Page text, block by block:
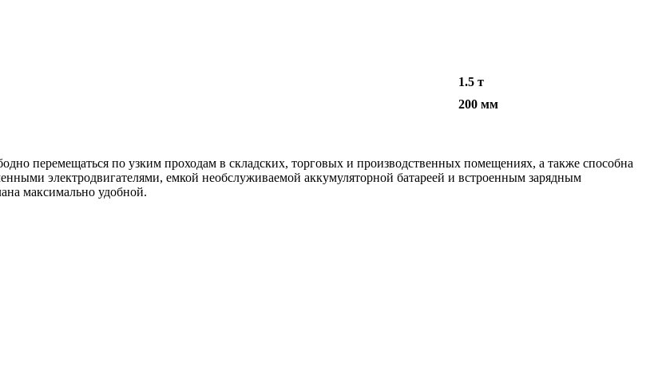
1.5 т
200 мм
перемещаться по узким проходам в складских, торговых и производственных помещениях, а также способна
электродвигателями, емкой необслуживаемой аккумуляторной батареей и встроенным зарядным
максимально удобной.